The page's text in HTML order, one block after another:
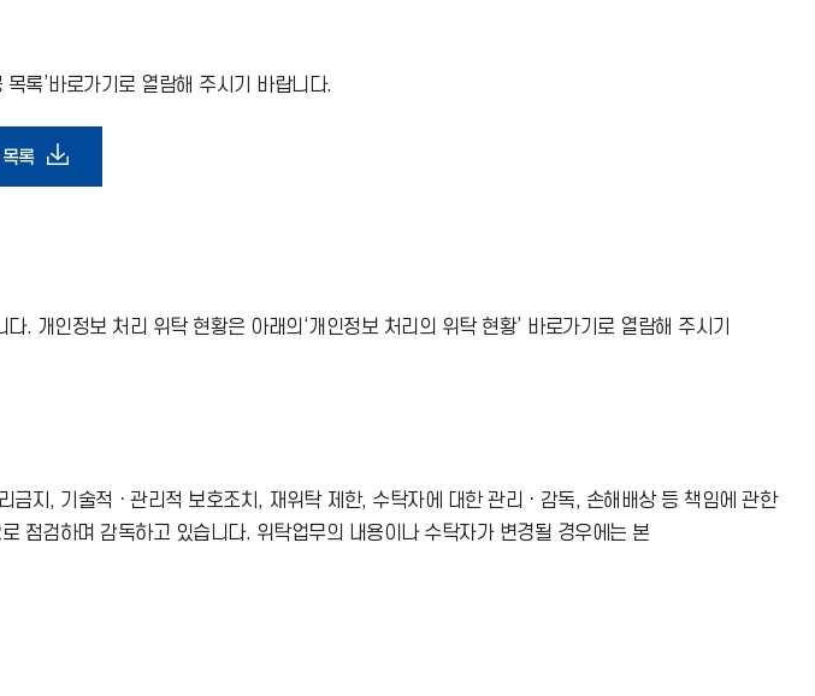
록’바로가기로 열람해 주시기 바랍니다.
록다
드
개인정보 처리 위탁 현황은 아래의‘개인정보 처리의 위탁 현황’ 바로가기로 열람해 주시기
금지, 기술적ㆍ관리적 보호조치, 재위탁 제한, 수탁자에 대한 관리ㆍ감독, 손해배상 등 책임에 관한
점검하며 감독하고 있습니다. 위탁업무의 내용이나 수탁자가 변경될 경우에는 본